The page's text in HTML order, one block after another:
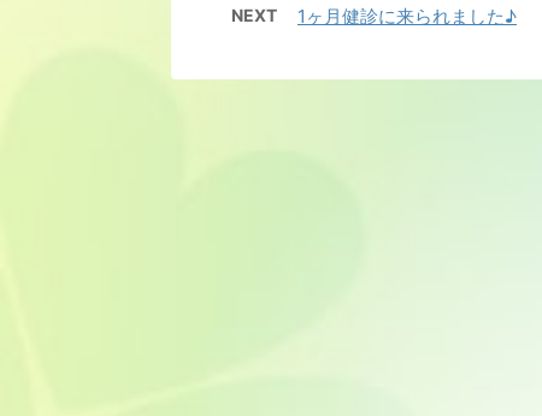
NEXT 1ヶ月健診に来られました♪